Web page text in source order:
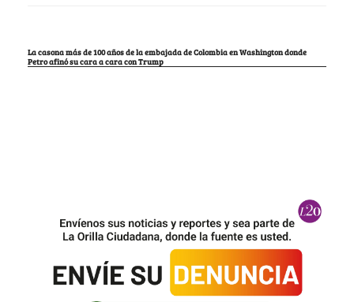
La casona más de 100 años de la embajada de Colombia en Washington donde
Petro afinó su cara a cara con Trump